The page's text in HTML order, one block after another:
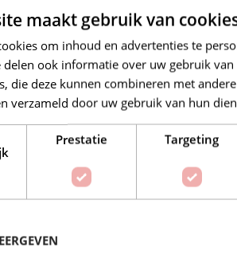
Op
BESCHRIJVING EXTRA
Creaties
maakt gebruik van
om inhoud en advertenties te
delen ook informatie over uw gebruik
die deze kunnen combineren met
verzameld door uw gebruik van hun
Prestatie Targeting